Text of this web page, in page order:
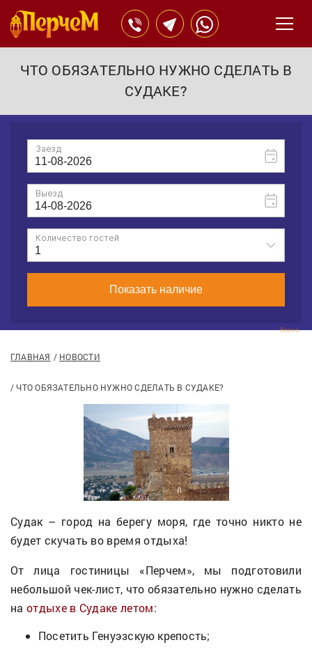
ЧТО ОБЯЗАТЕЛЬНО НУЖНО СДЕЛАТЬ В
СУДАКЕ?
Bnovo
ГЛАВНАЯ НОВОСТИ
ЧТО ОБЯЗАТЕЛЬНО НУЖНО СДЕЛАТЬ В СУДАКЕ?
Судак – город на берегу моря, где точно никто не
будет скучать во время отдыха!
От лица гостиницы «Перчем», мы подготовили
небольшой чек-лист, что обязательно нужно сделать
на отдыхе в Судаке летом:
Посетить Генуэзскую крепость;